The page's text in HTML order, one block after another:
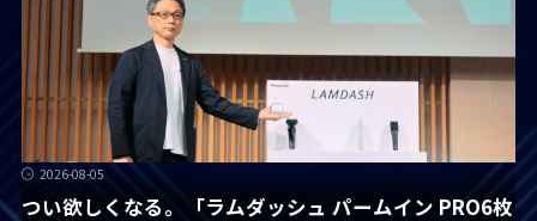
2026-08-05
つい欲しくなる。「ラムダッシュ パームイン PRO6枚